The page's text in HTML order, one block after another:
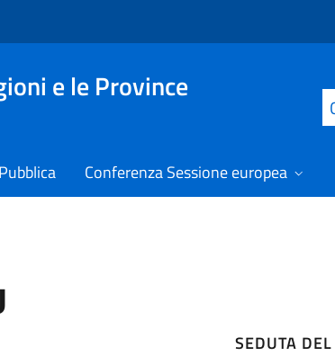
e le Province
Conferenza Sessione europea
SEDUTA